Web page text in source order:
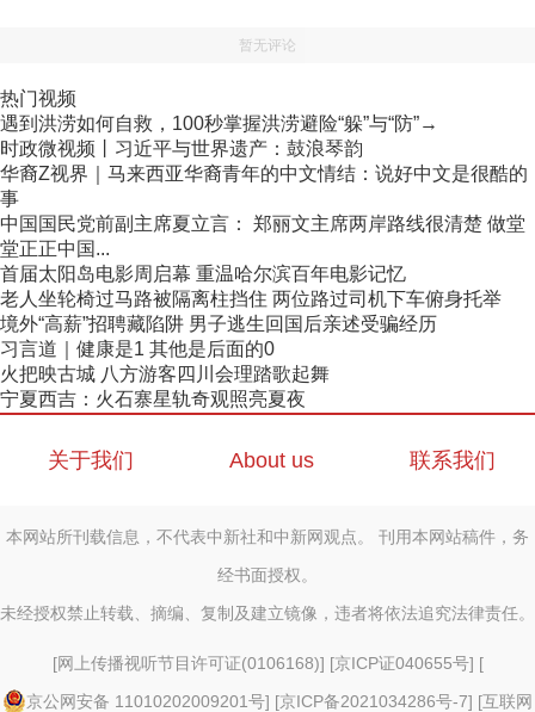
暂无评论
热门视频
遇到洪涝如何自救，100秒掌握洪涝避险“躲”与“防”→
时政微视频丨习近平与世界遗产：鼓浪琴韵
华裔Z视界｜马来西亚华裔青年的中文情结：说好中文是很酷的
事
中国国民党前副主席夏立言： 郑丽文主席两岸路线很清楚 做堂
堂正正中国...
首届太阳岛电影周启幕 重温哈尔滨百年电影记忆
老人坐轮椅过马路被隔离柱挡住 两位路过司机下车俯身托举
境外“高薪”招聘藏陷阱 男子逃生回国后亲述受骗经历
习言道｜健康是1 其他是后面的0
火把映古城 八方游客四川会理踏歌起舞
宁夏西吉：火石寨星轨奇观照亮夏夜
关于我们 About us 联系我们
本网站所刊载信息，不代表中新社和中新网观点。 刊用本网站稿件，务
经书面授权。
未经授权禁止转载、摘编、复制及建立镜像，违者将依法追究法律责任。
[网上传播视听节目许可证(0106168)] [京ICP证040655号] [
京公网安备 11010202009201号] [京ICP备2021034286号-7] [互联网